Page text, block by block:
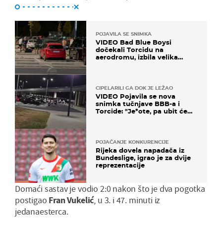
POJAVILA SE SNIMKA
VIDEO Bad Blue Boysi
dočekali Torcidu na
aerodromu, izbila velika
CIPELARILI GA DOK JE LEŽAO
VIDEO Pojavila se nova
snimka tučnjave BBB-a i
Torcide: "Je*ote, pa ubit će
POJAČANJE KONKURENCIJE
Rijeka dovela napadača iz
Bundeslige, igrao je za dvije
reprezentacije
Domaći sastav je vodio 2:0 nakon što je dva pogotka
postigao Fran Vukelić, u 3. i 47. minuti iz
jedanaesterca.